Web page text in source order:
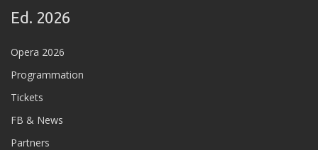
Ed. 2026
Opera 2026
Programmation
Tickets
FB & News
Partners